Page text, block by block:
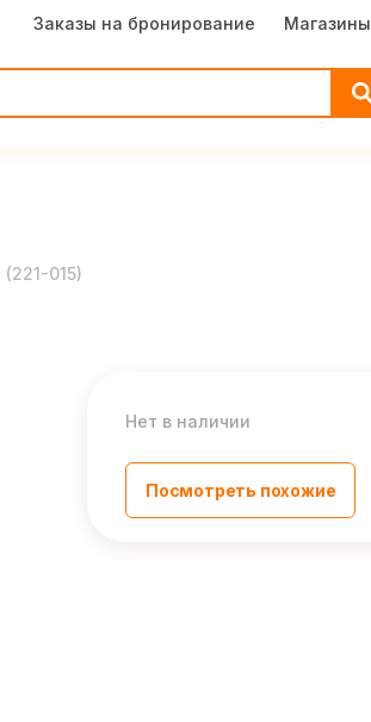
Заказы на бронирование Магазины
(221-015)
Нет в наличии
Посмотреть похожие